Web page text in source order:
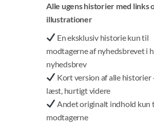
ensrettet, så Gilead- og Body
Vi Skal Adlyde. Vi Skal Holde
meter fandt Fauci i øvrigt bare på –
appeared”, har han forklaret). Vi Må
Så kom supervåbnet:
Alle ugens historier med links
illustrationer
En eksklusiv historie kun til
modtagerne af nyhedsbrevet i
nyhedsbrev
Kort version af alle
læst, hurtigt videre
Andet originalt indhold kun
modtagerne